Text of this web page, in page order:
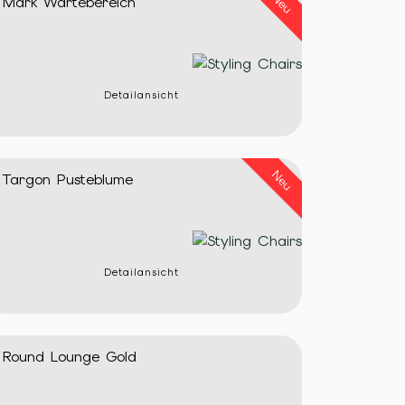
Detailansicht
Targon Pusteblume Neu
Detailansicht
Round Lounge Gold